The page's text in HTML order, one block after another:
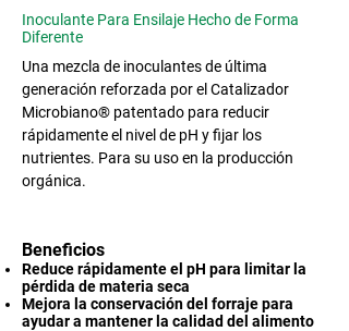
Inoculante Para Ensilaje Hecho de Forma
Diferente
Una mezcla de inoculantes de última
generación reforzada por el Catalizador
Microbiano® patentado para reducir
rápidamente el nivel de pH y fijar los
nutrientes. Para su uso en la producción
orgánica.
Beneficios
Reduce rápidamente el pH para limitar la
pérdida de materia seca
Mejora la conservación del forraje para
ayudar a mantener la calidad del alimento